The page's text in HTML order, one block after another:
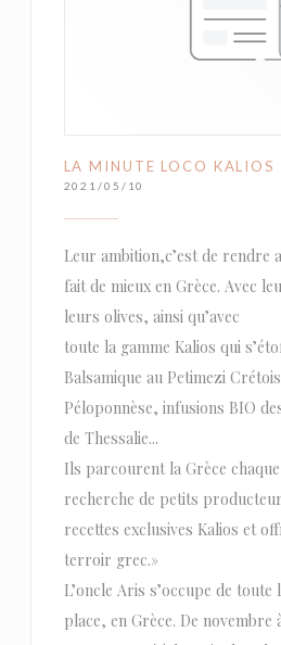
LA MINUTE LOCO KALIOS
2021/05/10
Leur ambition,c’est de rendre
fait de mieux en Grèce. Avec
leurs olives, ainsi qu’avec
toute la gamme Kalios qui
Balsamique au Petimezi
Péloponnèse, infusions BIO
de Thessalie...
Ils parcourent la Grèce chaque
recherche de petits
recettes exclusives Kalios et
terroir grec.»
L’oncle Aris s’occupe de
place, en Grèce. De novembre